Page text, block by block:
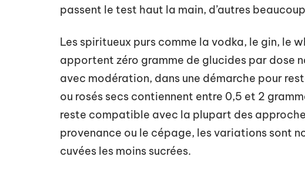
passent le test haut la main, d’autres
Les spiritueux purs comme la vodka, le gin, le
apportent zéro gramme de glucides par dose
avec modération, dans une démarche pour
ou rosés secs contiennent entre 0,5 et 2
reste compatible avec la plupart des
provenance ou le cépage, les variations sont
cuvées les moins sucrées.